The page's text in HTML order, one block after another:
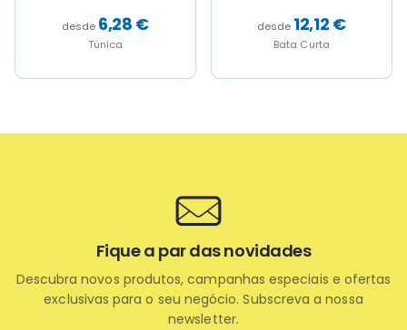
6,28 €
Túnica
12,12 €
Bata Curta
Fique a par das novidades
Descubra novos produtos, campanhas especiais e ofertas
exclusivas para o seu negócio. Subscreva a nossa
newsletter.